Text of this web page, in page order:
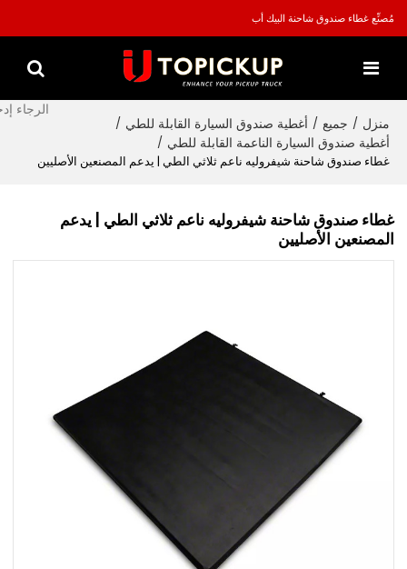
مُصنِّع غطاء صندوق شاحنة البيك أب
منزل / جميع / أغطية صندوق السيارة القابلة للطي /
أغطية صندوق السيارة الناعمة القابلة للطي /
غطاء صندوق شاحنة شيفروليه ناعم ثلاثي الطي | يدعم المصنعين الأصليين
غطاء صندوق شاحنة شيفروليه ناعم ثلاثي الطي | يدعم
المصنعين الأصليين